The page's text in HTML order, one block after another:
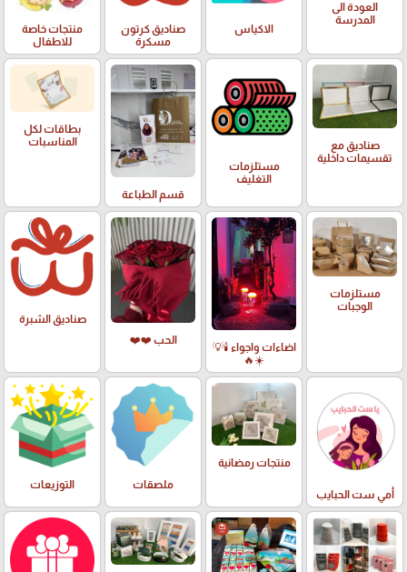
العودة الى
المدرسة
الاكياس
صناديق كرتون
مسكرة
منتجات خاصة
للاطفال
صناديق مع
تقسيمات داخلية
مستلزمات
التغليف
قسم الطباعة
بطاقات لكل
المناسبات
مستلزمات
الوجبات
اضاءات واجواء 🕯️💡
☀️🔥
الحب ❤️❤️
صناديق الشبرة
أمي ست الحبايب
منتجات رمضانية
ملصقات
التوزيعات